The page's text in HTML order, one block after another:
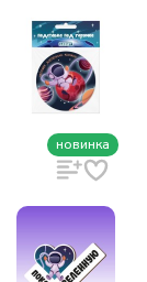
новинка